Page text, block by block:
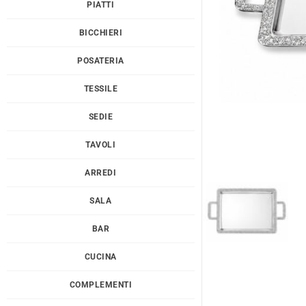
PIATTI
BICCHIERI
POSATERIA
TESSILE
SEDIE
TAVOLI
ARREDI
SALA
BAR
CUCINA
COMPLEMENTI